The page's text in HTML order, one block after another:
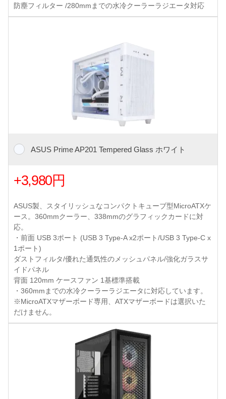
防塵フィルター /280mmまでの水冷クーラーラジエータ対応
ASUS Prime AP201 Tempered Glass ホワイト
+3,980円
ASUS製、スタイリッシュなコンパクトキューブ型MicroATXケ
ース。360mmクーラー、338mmのグラフィックカードに対
応。
・前面 USB 3ポート (USB 3 Type-A x2ポート/USB 3 Type-C x
1ポート)
ダストフィルタ/優れた通気性のメッシュパネル/強化ガラスサ
イドパネル
背面 120mm ケースファン 1基標準搭載
・360mmまでの水冷クーラーラジエータに対応しています。
※MicroATXマザーボード専用、ATXマザーボードは選択いた
だけません。